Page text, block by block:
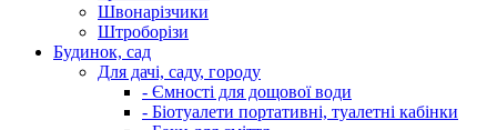
Швонарізчики
Штроборізи
Будинок, сад
Для дачі, саду, городу
- Ємності для дощової води
- Біотуалети портативні, туалетні кабінки